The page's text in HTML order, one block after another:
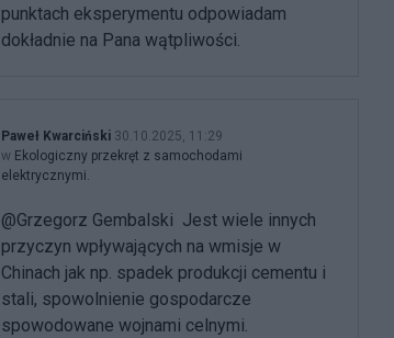
punktach eksperymentu odpowiadam
dokładnie na Pana wątpliwości.
Paweł Kwarciński 30.10.2025, 11:29
w Ekologiczny przekręt z samochodami
elektrycznymi.
@Grzegorz Gembalski Jest wiele innych
przyczyn wpływających na wmisje w
Chinach jak np. spadek produkcji cementu i
stali, spowolnienie gospodarcze
spowodowane wojnami celnymi.